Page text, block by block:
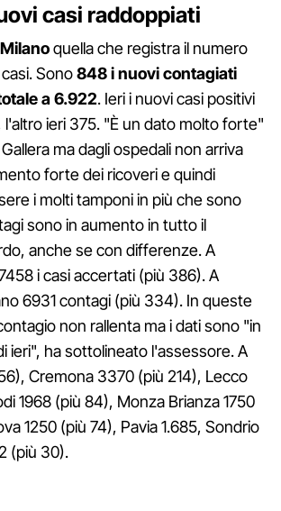
casi raddoppiati
Milanoquella che registra il numero
Sono848 i nuovi contagiati
a 6.922. Ieri i nuovi casi positivi
ieri 375. "È un dato molto forte"
ma dagli ospedali non arriva
forte dei ricoveri e quindi
i molti tamponi in più che sono
sono in aumento in tutto il
anche se con differenze. A
i casi accertati (più 386). A
6931 contagi (più 334). In queste
non rallenta ma i dati sono "in
ieri", ha sottolineato l'assessore. A
Cremona 3370 (più 214), Lecco
1968 (più 84), Monza Brianza 1750
1250 (più 74), Pavia 1.685, Sondrio
(più 30).